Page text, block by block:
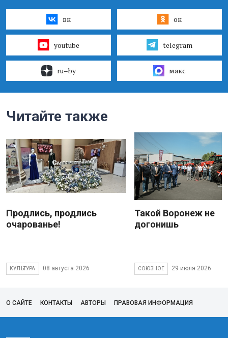
вк ок
youtube telegram
ru–by макс
Читайте также
Продлись, продлись
очарованье!
КУЛЬТУРА 08 августа 2026
Такой Воронеж не
догонишь
СОЮЗНОЕ 29 июля 2026
О САЙТЕ КОНТАКТЫ АВТОРЫ ПРАВОВАЯ ИНФОРМАЦИЯ